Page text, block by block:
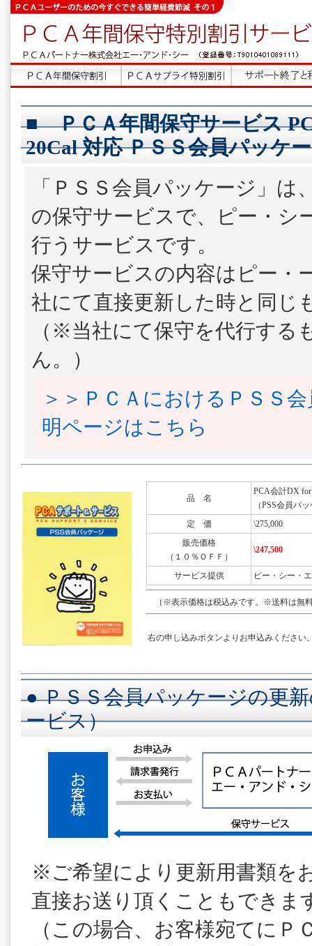
■ ＰＣＡ年間保守サービス
20Cal 対応 ＰＳＳ会員パッケ
「ＰＳＳ会員パッケージ」は
の保守サービスで、ピー・シ
行うサービスです。
保守サービスの内容はピー・
社にて直接更新した時と同じ
（※当社にて保守を代行する
ん。）
＞＞ＰＣＡにおけるＰＳＳ
明ページはこちら
品 名
PCA会計DX for
（PSS会員パ
定 価
\275,000
販売価格
（１０％ＯＦＦ）
\247,500
サービス提供 ピー・シー・
（※表示価格は税込みです。※送料は無
右の申し込みボタンよりお申込みください
● ＰＳＳ会員パッケージの更
ービス）
※ご希望により更新用書類を
直接お送り頂くこともできま
（この場合、お客様宛てにＰ